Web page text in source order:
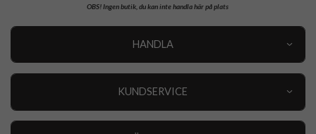
OBS!Ingen butik, du kan inte handla här på plats
HANDLA
KUNDSERVICE